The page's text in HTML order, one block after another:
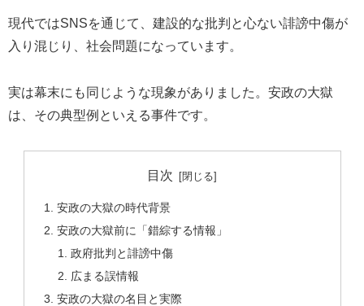
現代ではSNSを通じて、建設的な批判と心ない誹謗中傷が
入り混じり、社会問題になっています。
実は幕末にも同じような現象がありました。安政の大獄
は、その典型例といえる事件です。
目次
安政の大獄の時代背景
安政の大獄前に「錯綜する情報」
政府批判と誹謗中傷
広まる誤情報
安政の大獄の名目と実際